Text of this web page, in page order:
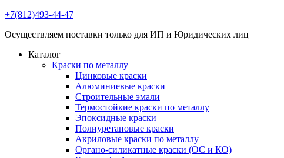
+7(812)493-44-47
Осуществляем поставки только для ИП и Юридических лиц
Каталог
Краски по металлу
Цинковые краски
Алюминиевые краски
Строительные эмали
Термостойкие краски по металлу
Эпоксидные краски
Полиуретановые краски
Акриловые краски по металлу
Органо-силикатные краски (ОС и КО)